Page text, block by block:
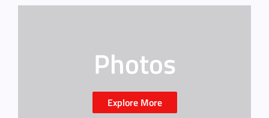
Photos
Explore More